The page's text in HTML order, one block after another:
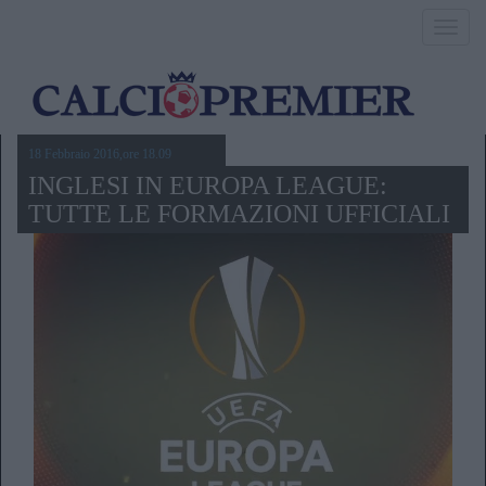
18 Febbraio 2016,ore 18.09
INGLESI IN EUROPA LEAGUE:
TUTTE LE FORMAZIONI UFFICIALI